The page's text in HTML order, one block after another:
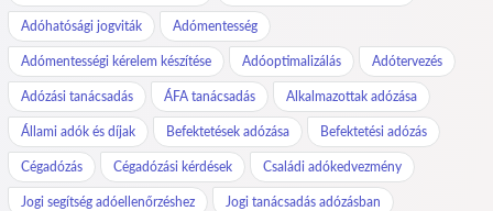
Adóhatósági jogviták Adómentesség
Adómentességi kérelem készítése Adóoptimalizálás Adótervezés
Adózási tanácsadás ÁFA tanácsadás Alkalmazottak adózása
Állami adók és díjak Befektetések adózása Befektetési adózás
Cégadózás Cégadózási kérdések Családi adókedvezmény
Jogi segítség adóellenőrzéshez Jogi tanácsadás adózásban